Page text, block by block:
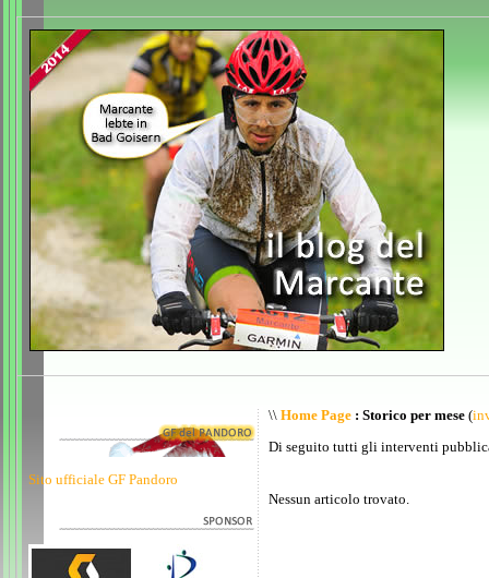
Sito ufficiale GF Pandoro
\\ Home Page : Storico per mese (
Di seguito tutti gli interventi
Nessun articolo trovato.